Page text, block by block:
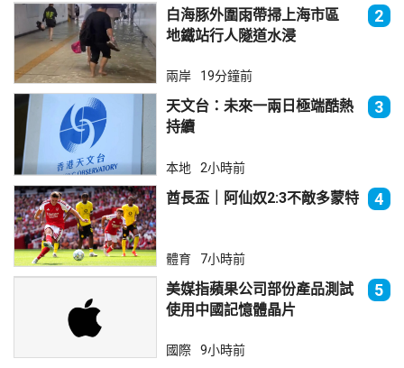
白海豚外圍雨帶掃上海市區
地鐵站行人隧道水浸
2
兩岸 19分鐘前
天文台：未來一兩日極端酷熱
持續
3
本地 2小時前
酋長盃｜阿仙奴2:3不敵多蒙特 4
體育 7小時前
美媒指蘋果公司部份產品測試
使用中國記憶體晶片
5
國際 9小時前